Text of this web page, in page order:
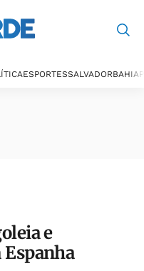
ESPORTESSALVADORBAHIA
e